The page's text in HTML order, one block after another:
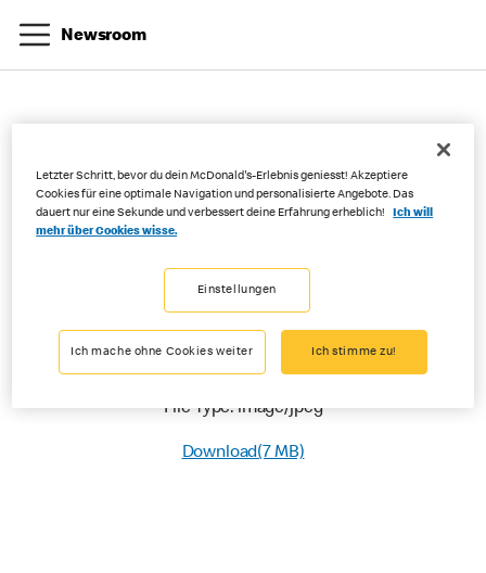
Newsroom
04-07-2025
Kat Howcroft - CMO
File Type: image/jpeg
Download(7 MB)
Letzter Schritt, bevor du dein McDonald's-Erlebnis geniesst! Akzeptiere
Cookies für eine optimale Navigation und personalisierte Angebote. Das
dauert nur eine Sekunde und verbessert deine Erfahrung erheblich!
Ich will
mehr über Cookies wisse.
Einstellungen
Ich mache ohne Cookies weiter Ich stimme zu!